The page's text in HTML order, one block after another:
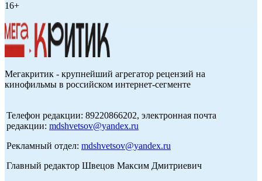
16+
Мегакритик - крупнейший агрегатор рецензий на
кинофильмы в российском интернет-сегменте
Телефон редакции: 89220866202, электронная почта
редакции: mdshvetsov@yandex.ru
Рекламный отдел: mdshvetsov@yandex.ru
Главный редактор Швецов Максим Дмитриевич